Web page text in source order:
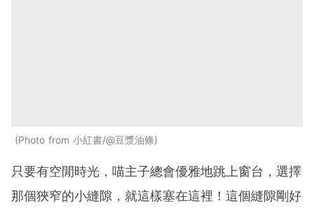
Photo from 小紅書/@豆漿油條
只要有空閒時光，喵主子總會優雅地跳上窗台，選擇
那個狹窄的小縫隙，就這樣塞在這裡！這個縫隙剛好